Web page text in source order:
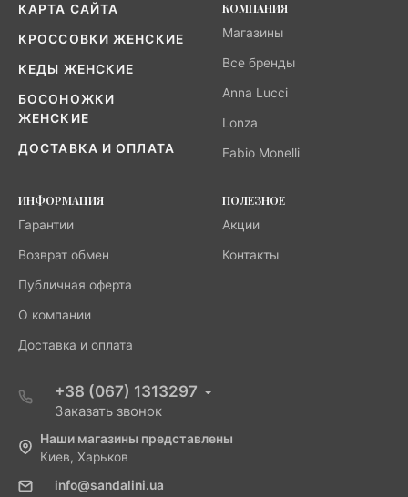
КАРТА САЙТА
КРОССОВКИ ЖЕНСКИЕ
КЕДЫ ЖЕНСКИЕ
БОСОНОЖКИ
ЖЕНСКИЕ
ДОСТАВКА И ОПЛАТА
КОМПАНИЯ
Магазины
Все бренды
Anna Lucci
Lonza
Fabio Monelli
ИНФОРМАЦИЯ
Гарантии
Возврат обмен
Публичная оферта
О компании
Доставка и оплата
ПОЛЕЗНОЕ
Акции
Контакты
+38 (067) 1313297
Заказать звонок
Наши магазины представлены
Киев, Харьков
info@sandalini.ua